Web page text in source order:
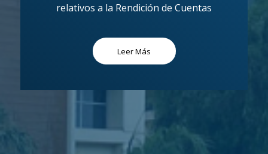
relativos a la Rendición de Cuentas
Leer Más